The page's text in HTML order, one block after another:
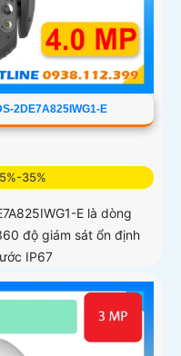
2DE7A825IWG1-E
35%
E là dòng
độ giám sát ổn định
IP67